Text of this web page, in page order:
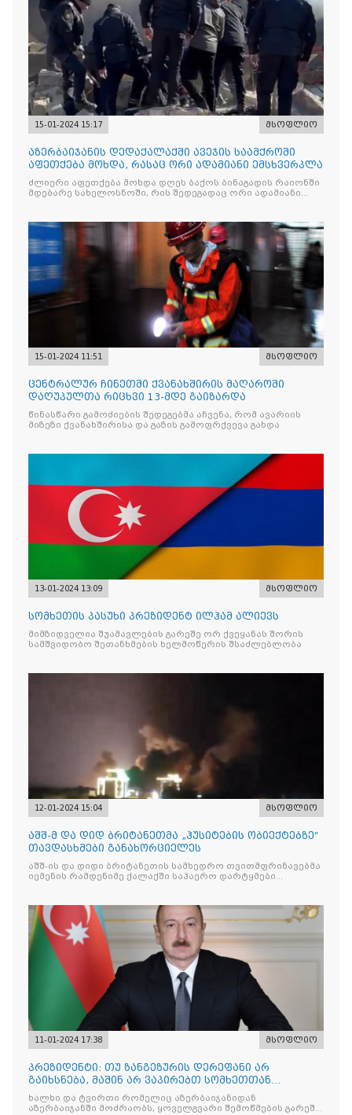
15-01-2024 15:17 მსოფლიო
აზერბაიჯანის დედაქალაქში ავეჯის საამქროში
აფეთქება მოხდა, რასაც ორი ადამიანი ემსხვერპლა
ძლიერი აფეთქება მოხდა დღეს ბაქოს ბინაგადის რაიონში
მდებარე სახელოსნოში, რის შედეგადაც ორი ადამიანი
15-01-2024 11:51 მსოფლიო
ცენტრალურ ჩინეთში ქვანახშირის მაღაროში
დაღუპულთა რიცხვი 13-მდე გაიზარდა
წინასწარი გამოძიების შედეგებმა აჩვენა, რომ ავარიის
მიზეზი ქვანახშირისა და გაზის გამოფრქვევა გახდა
13-01-2024 13:09 მსოფლიო
სომხეთის პასუხი პრეზიდენტ ილჰამ ალიევს
მიმზიდველია შუამავლების გარეშე ორ ქვეყანას შორის
სამშვიდობო შეთანხმების ხელმოწერის შსაძლებლობა
12-01-2024 15:04 მსოფლიო
აშშ-მ და დიდ ბრიტანეთმა „ჰუსიტების ობიექტებზე“
თავდასხმები განახორციელეს
აშშ-ის და დიდი ბრიტანეთის სამხედრო თვითმფრინავებმა
იემენის რამდენიმე ქალაქში საჰაერო დარტყმები
11-01-2024 17:38 მსოფლიო
პრეზიდენტი: თუ ზანგეზურის დერეფანი არ
გაიხსნება, მაშინ არ ვაპირებთ სომხეთთან
საზღვრის გახსნას სხვა ადგილას
ხალხი და ტვირთი რომელიც აზერბაიჯანიდან
აზერბაიჯანში მოძრაობს, ყოველგვარი შემოწმების გარეშე